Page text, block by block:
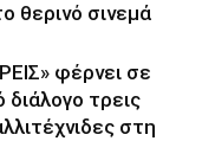
θερινό σινεμά
φέρνει σε
διάλογο τρεις
στη